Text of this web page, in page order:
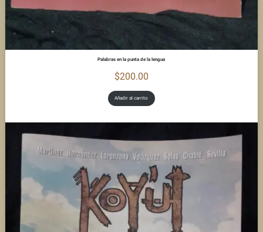
Palabras en la punta de la lengua
$200.00
Añadir al carrito